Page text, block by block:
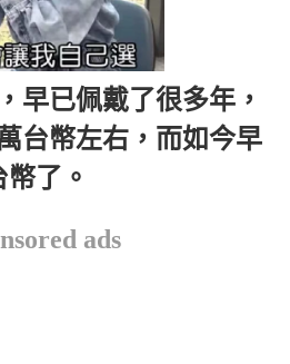
早已佩戴了很多年，
台幣左右，而如今早
了。
ads